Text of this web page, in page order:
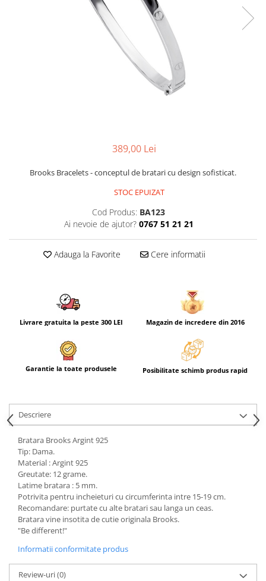
389,00 Lei
Brooks Bracelets - conceptul de bratari cu design sofisticat.
STOC EPUIZAT
Cod Produs: BA123
Ai nevoie de ajutor? 0767 51 21 21
Adauga la Favorite Cere informatii
Livrare gratuita la peste 300 LEI Magazin de incredere din 2016
Garantie la toate produsele Posibilitate schimb produs rapid
Descriere
Bratara Brooks Argint 925
Tip: Dama.
Material : Argint 925
Greutate: 12 grame.
Latime bratara : 5 mm.
Potrivita pentru incheieturi cu circumferinta intre 15-19 cm.
Recomandare: purtate cu alte bratari sau langa un ceas.
Bratara vine insotita de cutie originala Brooks.
"Be different!"
Informatii conformitate produs
Review-uri(0)